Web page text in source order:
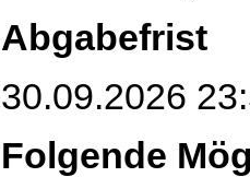
Abgabefrist
30.09.2026
Folgende